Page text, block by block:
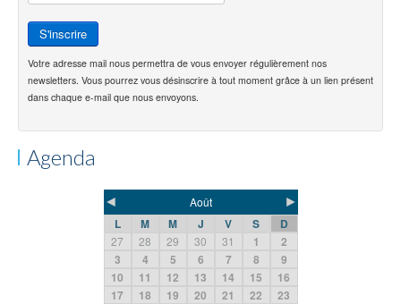
Votre adresse mail nous permettra de vous envoyer régulièrement nos
newsletters. Vous pourrez vous désinscrire à tout moment grâce à un lien présent
dans chaque e-mail que nous envoyons.
Agenda
◄ Août ►
L M M J V S D
27 28 29 30 31 1
2
3
4 5 6 7 8
9
10
11 12 13 14 15
16
17
18 19 20 21 22
23